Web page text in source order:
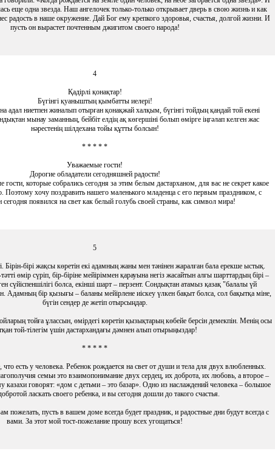
еще одна звезда. Наш ангелочек только-только открывает дверь в свою жизнь и как
радость в наше окружение. Дай Бог ему крепкого здоровья, счастья, долгой жизни. И
пусть он вырастет почтенным джигитом своего народа!
4
Қадірлі қонақтар!
Бүгінгі қуаныштың қымбатты иелері!
адал ниетпен жиналып отырған қонақжай халқым, бүгінгі тойдың қандай той екені
мынау заманның, бейбіт елдің ақ көгершіні болып өмірге іңгәлап келген жас
нәрестенің шілдехана тойы құтты болсын!
* * * * *
Уважаемые гости!
Дорогие обладатели сегодняшней радости!
которые собрались сегодня за этим белым дастарханом, для вас не секрет какое
Поэтому хочу поздравить нашего маленького младенца с его первым праздником, с
появился на свет как белый голубь своей страны, как символ мира!
5
Бірін-бірі жақсы көретін екі адамның жаны мен тәнінен жаралған бала ерекше ыстық.
өмір сүріп, бір-біріне мейіріммен қарауына негіз жасайтын алғы шарттардың бірі –
сүйіспеншілігі болса, екінші шарт – перзент. Сондықтан атамыз қазақ "балалы үй
Адамның бір қызығы – баланы мейірлене иіскеу үлкен бақыт болса, сол бақытқа міне,
бүгін сендер де жетіп отырсыңдар.
тойға ұлассын, өмірдегі көретін қызықтарың көбейе берсін демекпін. Менің осы
той-тілегім үшін дастархандағы дәмнен алып отырыңыздар!
* * * * *
что есть у человека. Ребенок рождается на свет от души и тела для двух влюбленных.
семьи это взаимопонимание двух сердец, их доброта, их любовь, а второе –
казахи говорят: «дом с детьми – это базар». Одно из наслаждений человека – большое
ласкать своего ребенка, и вы сегодня дошли до такого счастья.
пожелать, пусть в вашем доме всегда будет праздник, и радостные дни будут всегда с
вами. За этот мой тост-пожелание прошу всех угощаться!